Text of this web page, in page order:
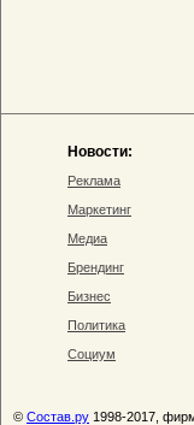
Новости:
Реклама
Маркетинг
Медиа
Брендинг
Бизнес
Политика
Социум
© Состав.ру 1998-2017,